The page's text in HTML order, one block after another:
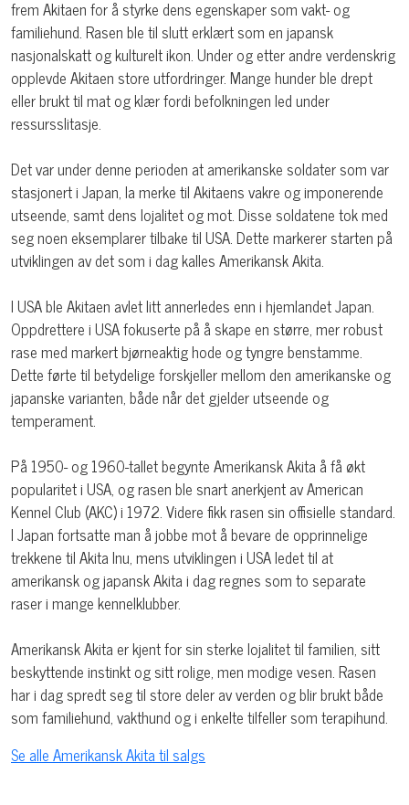
frem Akitaen for å styrke dens egenskaper som vakt- og
familiehund. Rasen ble til slutt erklært som en japansk
nasjonalskatt og kulturelt ikon. Under og etter andre verdenskrig
opplevde Akitaen store utfordringer. Mange hunder ble drept
eller brukt til mat og klær fordi befolkningen led under
ressursslitasje.
Det var under denne perioden at amerikanske soldater som var
stasjonert i Japan, la merke til Akitaens vakre og imponerende
utseende, samt dens lojalitet og mot. Disse soldatene tok med
seg noen eksemplarer tilbake til USA. Dette markerer starten på
utviklingen av det som i dag kalles Amerikansk Akita.
I USA ble Akitaen avlet litt annerledes enn i hjemlandet Japan.
Oppdrettere i USA fokuserte på å skape en større, mer robust
rase med markert bjørneaktig hode og tyngre benstamme.
Dette førte til betydelige forskjeller mellom den amerikanske og
japanske varianten, både når det gjelder utseende og
temperament.
På 1950- og 1960-tallet begynte Amerikansk Akita å få økt
popularitet i USA, og rasen ble snart anerkjent av American
Kennel Club (AKC) i 1972. Videre fikk rasen sin offisielle standard.
I Japan fortsatte man å jobbe mot å bevare de opprinnelige
trekkene til Akita Inu, mens utviklingen i USA ledet til at
amerikansk og japansk Akita i dag regnes som to separate
raser i mange kennelklubber.
Amerikansk Akita er kjent for sin sterke lojalitet til familien, sitt
beskyttende instinkt og sitt rolige, men modige vesen. Rasen
har i dag spredt seg til store deler av verden og blir brukt både
som familiehund, vakthund og i enkelte tilfeller som terapihund.
Se alle Amerikansk Akita til salgs